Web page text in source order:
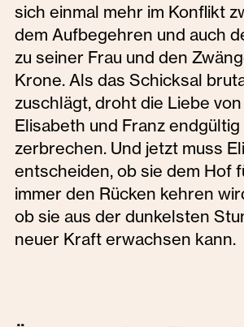
sich einmal mehr im Konflikt
dem Aufbegehren und auch
zu seiner Frau und den
Krone. Als das Schicksal
zuschlägt, droht die Liebe von
Elisabeth und Franz endgültig
zerbrechen. Und jetzt muss
entscheiden, ob sie dem Hof
immer den Rücken kehren
ob sie aus der dunkelsten
neuer Kraft erwachsen kann.